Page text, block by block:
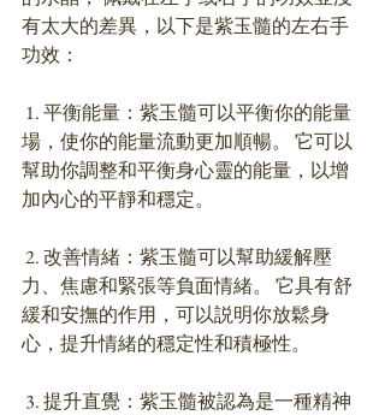
有太大的差異，以下是紫玉髓的左右手
功效：
場，使你的能量流動更加順暢。 它可以
幫助你調整和平衡身心靈的能量，以增
加內心的平靜和穩定。
力、焦慮和緊張等負面情緒。 它具有舒
緩和安撫的作用，可以説明你放鬆身
心，提升情緒的穩定性和積極性。